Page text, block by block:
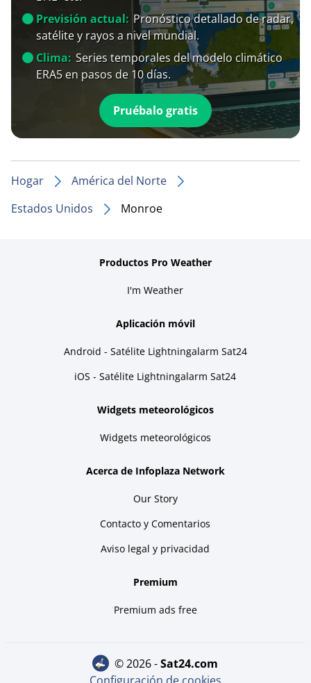
Previsión actual: Pronóstico detallado de radar,
satélite y rayos a nivel mundial.
Clima: Series temporales del modelo climático
ERA5 en pasos de 10 días.
Pruébalo gratis
Hogar
América del Norte
Estados Unidos
Monroe
Productos Pro Weather
I'm Weather
Aplicación móvil
Android - Satélite Lightningalarm Sat24
iOS - Satélite Lightningalarm Sat24
Widgets meteorológicos
Widgets meteorológicos
Acerca de Infoplaza Network
Our Story
Contacto y Comentarios
Aviso legal y privacidad
Premium
Premium ads free
© 2026 - sat24.com